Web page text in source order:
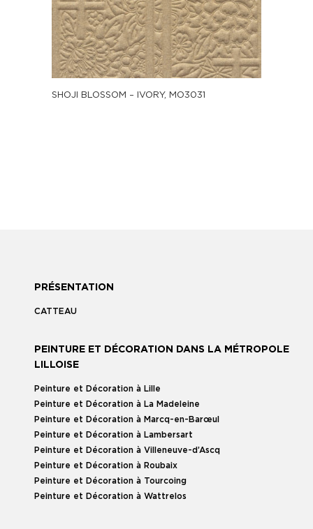
SHOJI BLOSSOM – IVORY, MO3031
PRÉSENTATION
CATTEAU
PEINTURE ET DÉCORATION DANS LA MÉTROPOLE
LILLOISE
Peinture et Décoration à Lille
Peinture et Décoration à La Madeleine
Peinture et Décoration à Marcq-en-Barœul
Peinture et Décoration à Lambersart
Peinture et Décoration à Villeneuve-d’Ascq
Peinture et Décoration à Roubaix
Peinture et Décoration à Tourcoing
Peinture et Décoration à Wattrelos